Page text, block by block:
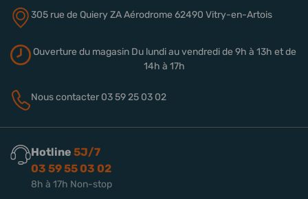
305 rue de QuieryZA Aérodrome 62490 Vitry-en-Artois
Ouverture du magasinDu lundi au vendredi de 9h à 13h et de
14h à 17h
Nous contacter 03 59 25 03 02
Hotline 5J/7
03 59 55 03 02
8h à 17h Non-stop